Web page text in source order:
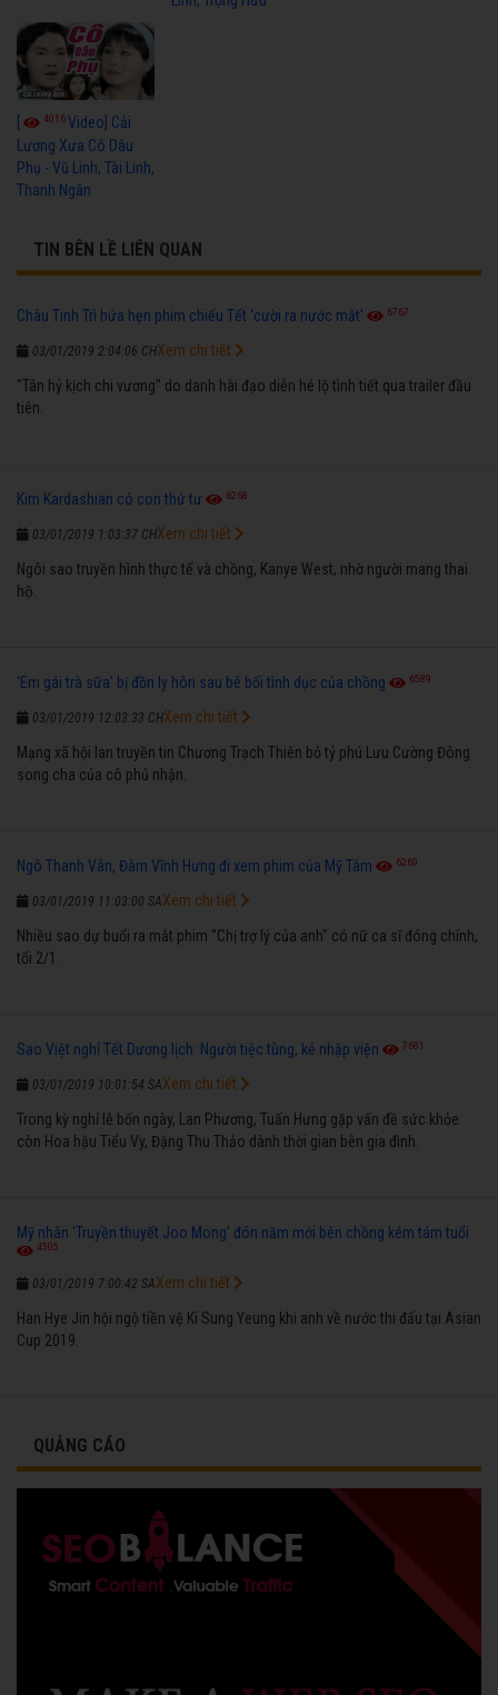
[ 4016Video] Cải
Lương Xưa Cô Dâu
Phụ - Vũ Linh, Tài Linh,
Thanh Ngân
TIN BÊN LỀ LIÊN QUAN
Châu Tinh Trì hứa hẹn phim chiếu Tết 'cười ra nước mắt' 6767
03/01/2019 2:04:06 CH
"Tân hỷ kịch chi vương" do danh hài đạo diễn hé lộ tình tiết qua trailer đầu
tiên.
Xem chi tiết
Kim Kardashian có con thứ tư 6268
03/01/2019 1:03:37 CH
Ngôi sao truyền hình thực tế và chồng, Kanye West, nhờ người mang thai
hộ.
Xem chi tiết
'Em gái trà sữa' bị đồn ly hôn sau bê bối tình dục của chồng 6589
03/01/2019 12:03:33 CH
Mạng xã hội lan truyền tin Chương Trạch Thiên bỏ tỷ phú Lưu Cường Đông
song cha của cô phủ nhận.
Xem chi tiết
Ngô Thanh Vân, Đàm Vĩnh Hưng đi xem phim của Mỹ Tâm 6269
03/01/2019 11:03:00 SA
Nhiều sao dự buổi ra mắt phim "Chị trợ lý của anh" có nữ ca sĩ đóng chính,
tối 2/1.
Xem chi tiết
Sao Việt nghỉ Tết Dương lịch: Người tiệc tùng, kẻ nhập viện 7681
03/01/2019 10:01:54 SA
Trong kỳ nghỉ lễ bốn ngày, Lan Phương, Tuấn Hưng gặp vấn đề sức khỏe
còn Hoa hậu Tiểu Vy, Đặng Thu Thảo dành thời gian bên gia đình.
Xem chi tiết
Mỹ nhân 'Truyền thuyết Joo Mong' đón năm mới bên chồng kém tám tuổi
4505
03/01/2019 7:00:42 SA
Han Hye Jin hội ngộ tiền vệ Ki Sung Yeung khi anh về nước thi đấu tại Asian
Cup 2019.
Xem chi tiết
QUẢNG CÁO